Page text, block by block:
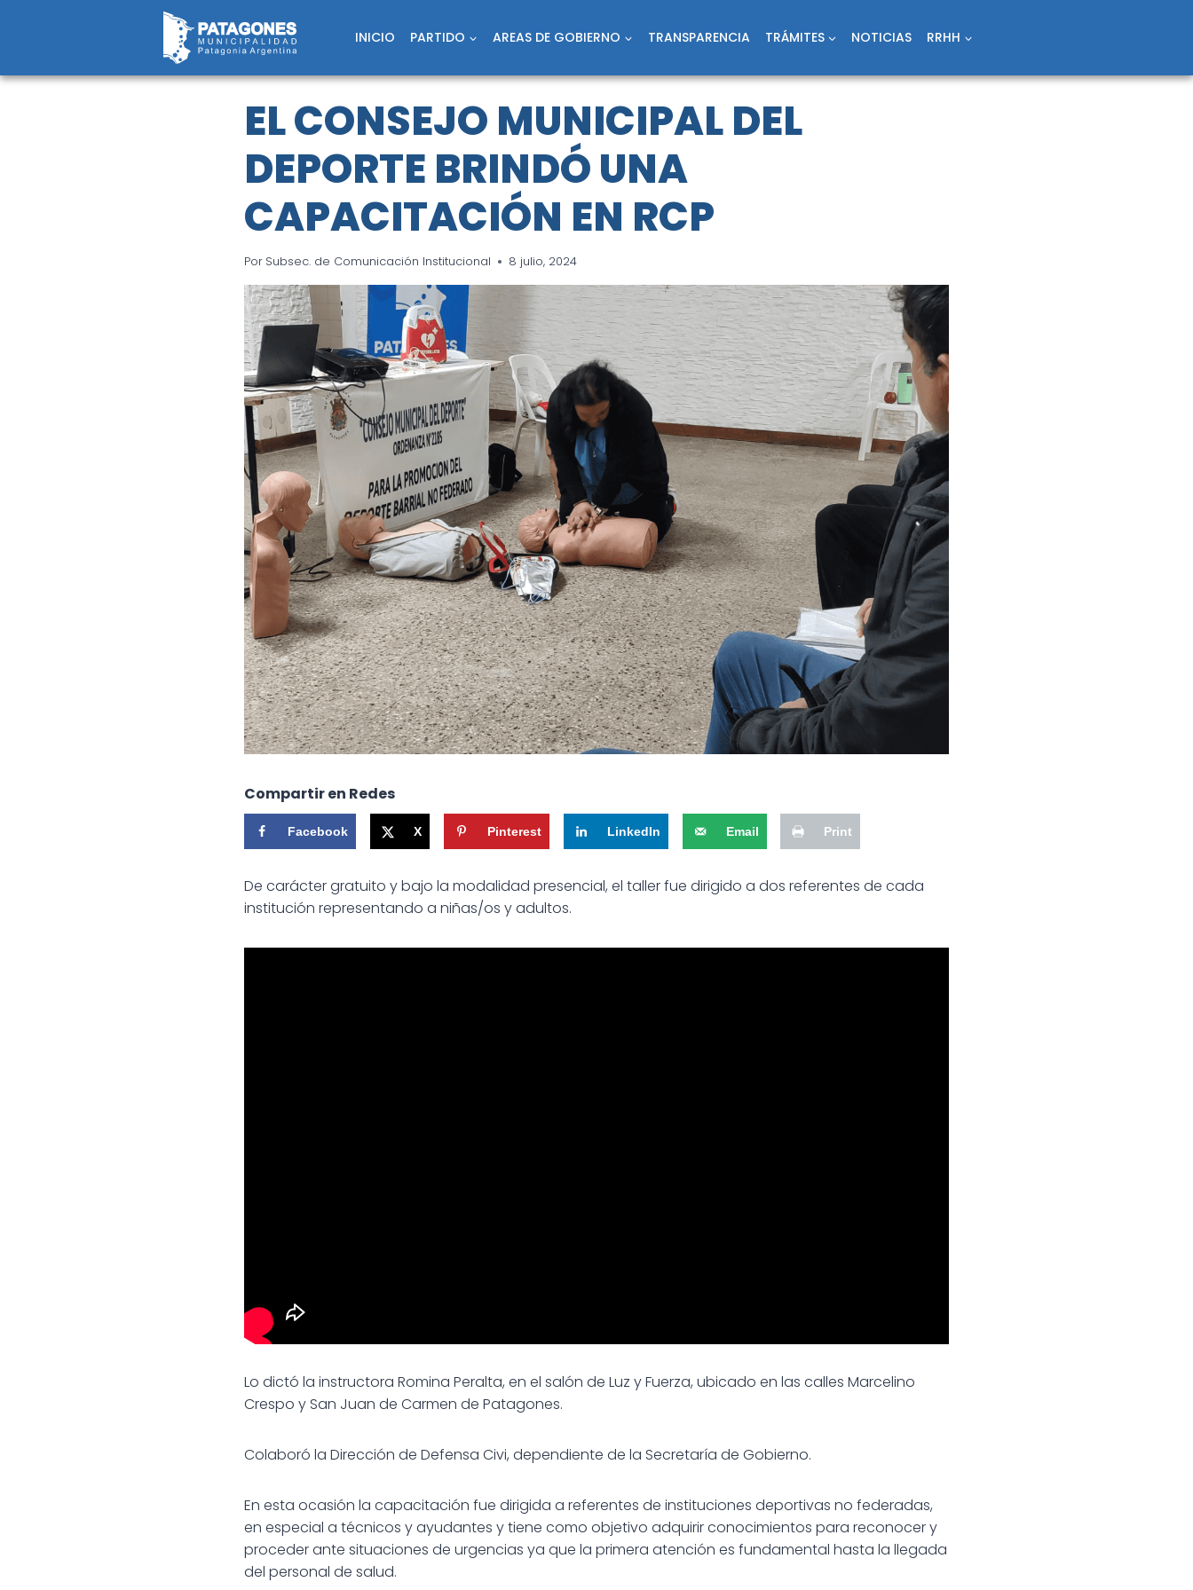
INICIO PARTIDO AREAS DE GOBIERNO TRANSPARENCIA TRÁMITES NOTICIAS RRHH
EL CONSEJO MUNICIPAL DEL
DEPORTE BRINDÓ UNA
CAPACITACIÓN EN RCP
Por Subsec. de Comunicación Institucional 8 julio, 2024
Compartir en Redes
Facebook X Pinterest LinkedIn Email Print
De carácter gratuito y bajo la modalidad presencial, el taller fue dirigido a dos referentes de cada
institución representando a niñas/os y adultos.
Lo dictó la instructora Romina Peralta, en el salón de Luz y Fuerza, ubicado en las calles Marcelino
Crespo y San Juan de Carmen de Patagones.
Colaboró la Dirección de Defensa Civi, dependiente de la Secretaría de Gobierno.
En esta ocasión la capacitación fue dirigida a referentes de instituciones deportivas no federadas,
en especial a técnicos y ayudantes y tiene como objetivo adquirir conocimientos para reconocer y
proceder ante situaciones de urgencias ya que la primera atención es fundamental hasta la llegada
del personal de salud.